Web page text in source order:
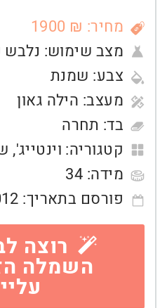
מחיר: ₪ 1900
מצב שימוש:
צבע: שמנת
מעצב: הילה גאון
בד: תחרה
קטגוריה: וינטייג',
מידה: 34
פורסם בתאריך:
רוצה
השמלה